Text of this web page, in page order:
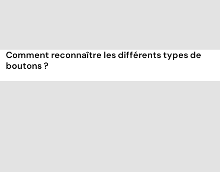
Comment reconnaître les différents types de
boutons ?